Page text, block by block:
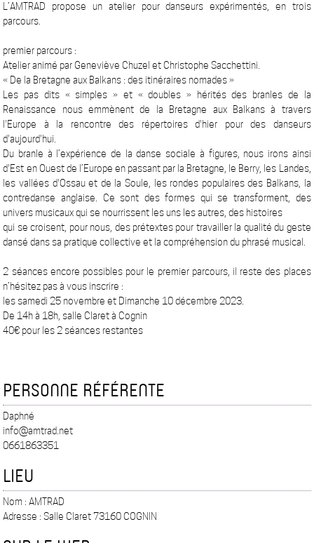
L’AMTRAD propose un atelier pour danseurs expérimentés, en trois
parcours.
premier parcours :
Atelier animé par Geneviève Chuzel et Christophe Sacchettini.
« De la Bretagne aux Balkans : des itinéraires nomades »
Les pas dits « simples » et « doubles » hérités des branles de la
Renaissance nous emmènent de la Bretagne aux Balkans à travers
l'Europe à la rencontre des répertoires d'hier pour des danseurs
d'aujourd'hui.
Du branle à l’expérience de la danse sociale à figures, nous irons ainsi
d'Est en Ouest de l’Europe en passant par la Bretagne, le Berry, les Landes,
les vallées d'Ossau et de la Soule, les rondes populaires des Balkans, la
contredanse anglaise. Ce sont des formes qui se transforment, des
univers musicaux qui se nourrissent les uns les autres, des histoires
qui se croisent, pour nous, des prétextes pour travailler la qualité du geste
dansé dans sa pratique collective et la compréhension du phrasé musical.
2 séances encore possibles pour le premier parcours, il reste des places
n’hésitez pas à vous inscrire :
les samedi 25 novembre et Dimanche 10 décembre 2023.
De 14h à 18h, salle Claret à Cognin
40€ pour les 2 séances restantes
PERSONNE RÉFÉRENTE
Daphné
info@amtrad.net
0661863351
LIEU
Nom : AMTRAD
Adresse : Salle Claret 73160 COGNIN